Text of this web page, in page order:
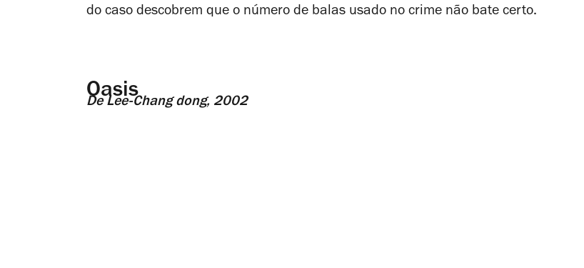
do caso descobrem que o número de balas usado no crime não bate certo.
Oasis
De Lee-Chang dong, 2002